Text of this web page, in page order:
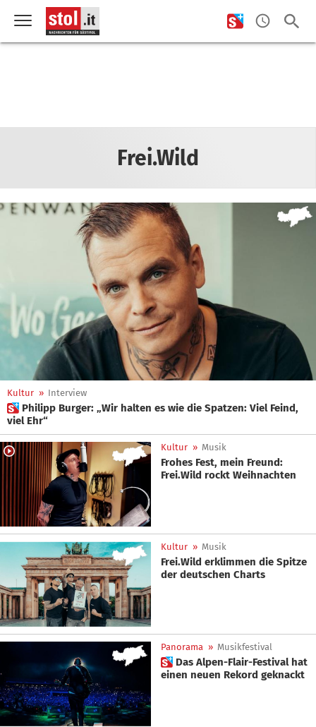
Frei.Wild
Kultur » Interview
 Philipp Burger: „Wir halten es wie die Spatzen: Viel Feind,
viel Ehr“
Kultur » Musik
Frohes Fest, mein Freund:
Frei.Wild rockt Weihnachten
Kultur » Musik
Frei.Wild erklimmen die Spitze
der deutschen Charts
Panorama » Musikfestival
 Das Alpen-Flair-Festival hat
einen neuen Rekord geknackt